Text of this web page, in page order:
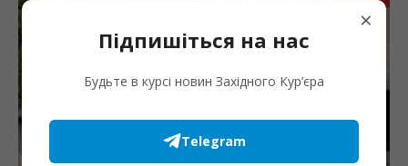
×
Підпишіться на нас
Будьте в курсі новин Західного Кур’єра
Telegram